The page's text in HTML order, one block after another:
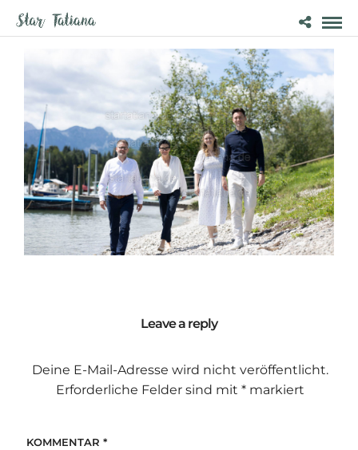
Leave a reply
Deine E-Mail-Adresse wird nicht veröffentlicht.
Erforderliche Felder sind mit *markiert
KOMMENTAR *